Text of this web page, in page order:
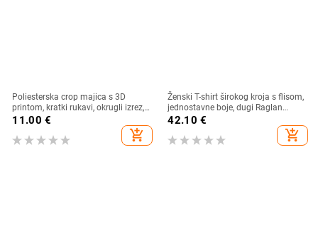
Poliesterska crop majica s 3D
printom, kratki rukavi, okrugli izrez,
ultra kratka duljina, street hipster
11.00 €
add_shopping_cart
Ženski T-shirt širokog kroja s flisom,
jednostavne boje, dugi Raglan
rukav, zimski osnovni sloj
42.10 €
add_shopping_cart